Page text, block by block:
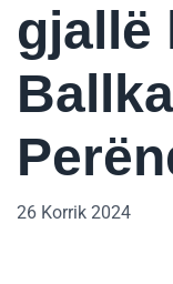
gjallë
26 Korrik 2024